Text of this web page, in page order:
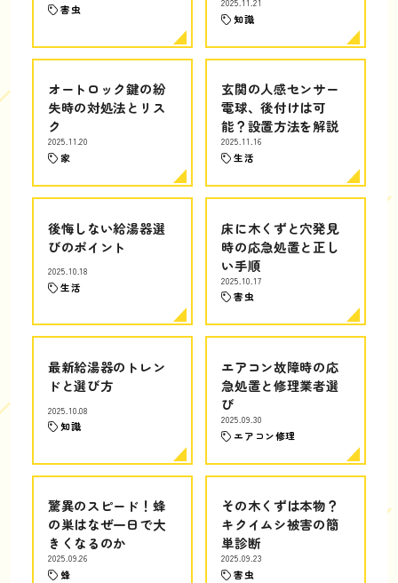
害虫
2025.11.21
知識
オートロック鍵の紛
失時の対処法とリス
ク
2025.11.20
家
玄関の人感センサー
電球、後付けは可
能？設置方法を解説
2025.11.16
生活
後悔しない給湯器選
びのポイント
2025.10.18
生活
床に木くずと穴発見
時の応急処置と正し
い手順
2025.10.17
害虫
最新給湯器のトレン
ドと選び方
2025.10.08
知識
エアコン故障時の応
急処置と修理業者選
び
2025.09.30
エアコン修理
驚異のスピード！蜂
の巣はなぜ一日で大
きくなるのか
2025.09.26
蜂
その木くずは本物？
キクイムシ被害の簡
単診断
2025.09.23
害虫